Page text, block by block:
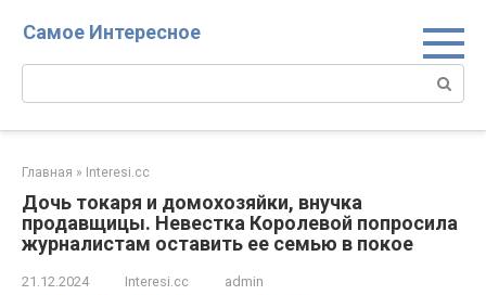
Самое Интересное
Поиск:
Главная » Interesi.cc
Дочь токаря и домохозяйки, внучка
продавщицы. Невестка Королевой попросила
журналистам оставить ее семью в покое
21.12.2024 Interesi.cc admin